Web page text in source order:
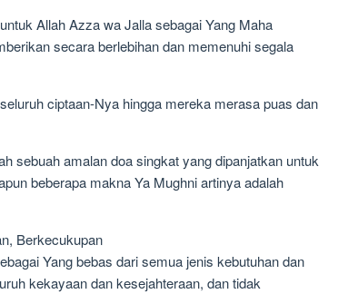
Allah Azza wa Jalla sebagai Yang Maha
secara berlebihan dan memenuhi segala
ciptaan-Nya hingga mereka merasa puas dan
sebuah amalan doa singkat yang dipanjatkan untuk
beberapa makna Ya Mughni artinya adalah
Berkecukupan
Yang bebas dari semua jenis kebutuhan dan
kekayaan dan kesejahteraan, dan tidak